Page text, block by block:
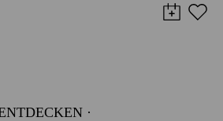
·